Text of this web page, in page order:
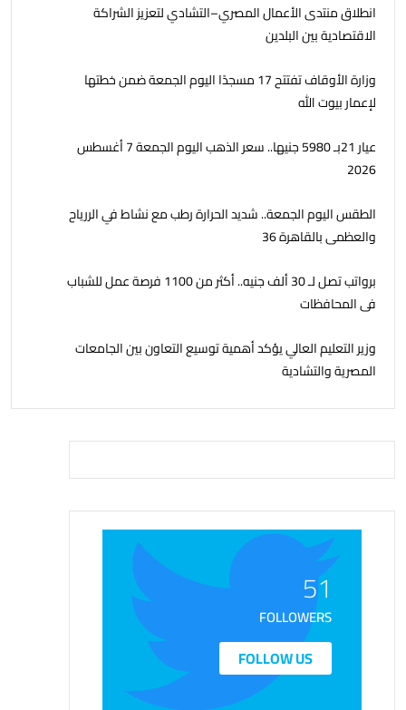
انطلاق منتدى الأعمال المصري–التشادي لتعزيز الشراكة
الاقتصادية بين البلدين
وزارة الأوقاف تفتتح 17 مسجدًا اليوم الجمعة ضمن خطتها
لإعمار بيوت الله
عيار 21بـ 5980 جنيها.. سعر الذهب اليوم الجمعة 7 أغسطس
2026
الطقس اليوم الجمعة.. شديد الحرارة رطب مع نشاط في الررياح
والعظمى بالقاهرة 36
برواتب تصل لـ 30 ألف جنيه.. أكثر من 1100 فرصة عمل للشباب
فى المحافظات
وزير التعليم العالي يؤكد أهمية توسيع التعاون بين الجامعات
المصرية والتشادية
51
FOLLOWERS
FOLLOW US